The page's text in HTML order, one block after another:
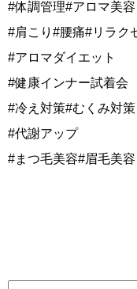
#体調管理#アロマ美容
#肩こり#腰痛#リラク
#アロマダイエット
#健康インナー試着会
#冷え対策#むくみ対策
#代謝アップ
#まつ毛美容#眉毛美容